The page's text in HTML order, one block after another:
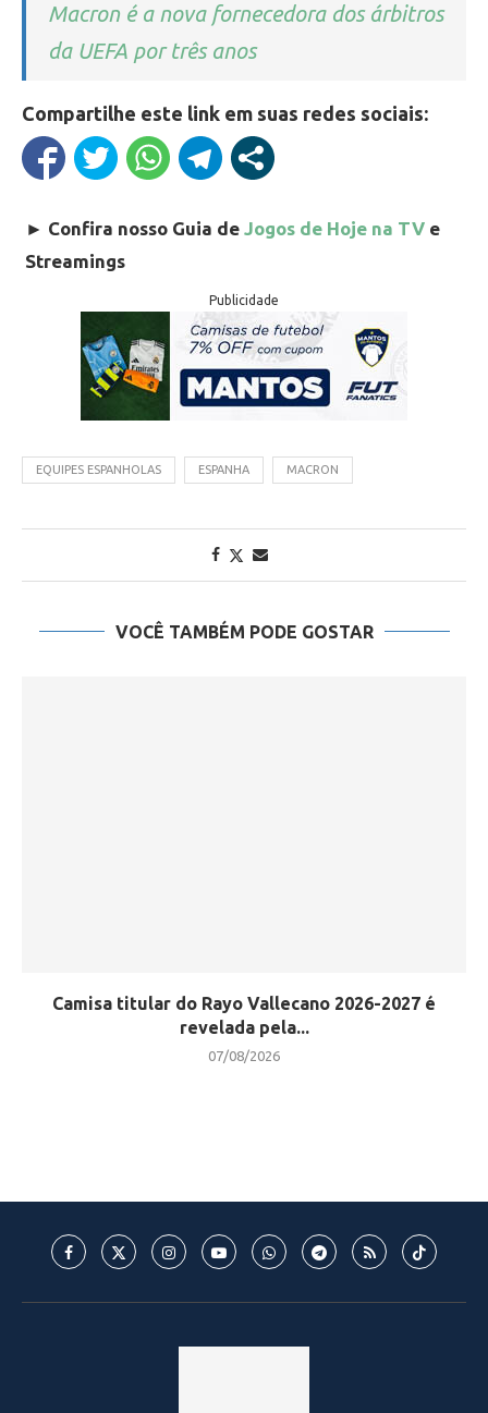
Macron é a nova fornecedora dos árbitros
da UEFA por três anos
Compartilhe este link em suas redes sociais:
► Confira nosso Guia de Jogos de Hoje na TV e
Streamings
Publicidade
EQUIPES ESPANHOLAS ESPANHA MACRON
VOCÊ TAMBÉM PODE GOSTAR
Camisa titular do Rayo Vallecano 2026-2027 é
revelada pela...
07/08/2026